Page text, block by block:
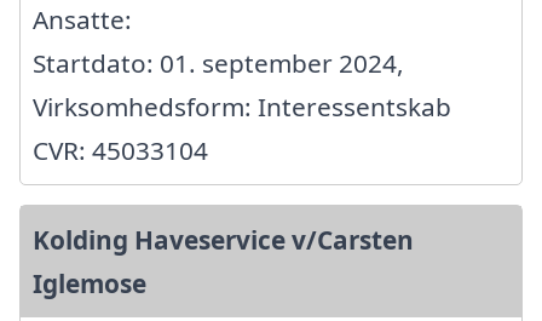
Ansatte:
Startdato: 01. september 2024,
Virksomhedsform: Interessentskab
CVR: 45033104
Kolding Haveservice v/Carsten
Iglemose